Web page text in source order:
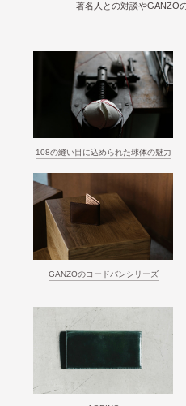
著名人との対談やGANZO
108の縫い目に込められた球体の魅力
GANZOのコードバンシリーズ